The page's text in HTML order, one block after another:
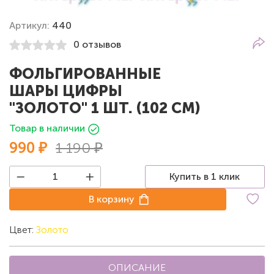
Артикул: 440
0 отзывов
ФОЛЬГИРОВАННЫЕ
ШАРЫ ЦИФРЫ
"ЗОЛОТО" 1 ШТ. (102 СМ)
Товар в наличии
990 ₽ 1 190 ₽
Купить в 1 клик
В корзину
Цвет: Золото
ОПИСАНИЕ